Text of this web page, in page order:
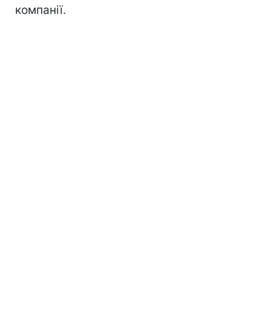
компанії.